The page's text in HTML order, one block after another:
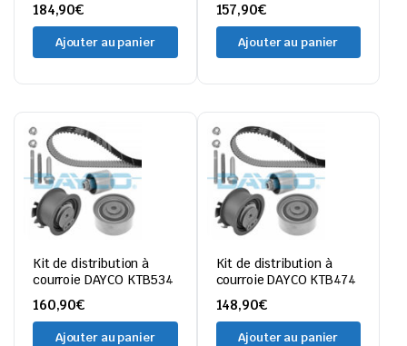
184,90€
Ajouter au panier
157,90€
Ajouter au panier
Kit de distribution à
courroie DAYCO KTB534
160,90€
Ajouter au panier
Kit de distribution à
courroie DAYCO KTB474
148,90€
Ajouter au panier